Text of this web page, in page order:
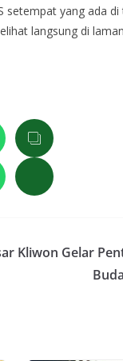
setempat yang ada di
langsung di laman
Kliwon Gelar